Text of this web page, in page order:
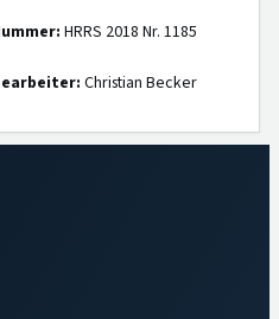
HRRS 2018 Nr. 1185
Christian Becker